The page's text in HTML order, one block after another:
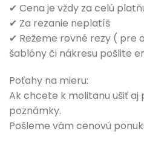
✔ Cena je vždy za celú
✔ Za rezanie neplatíš
✔ Režeme rovné rezy (
šablóny či nákresu pošlite
Poťahy na mieru:
Ak chcete k molitanu ušiť
poznámky.
Pošleme vám cenovú